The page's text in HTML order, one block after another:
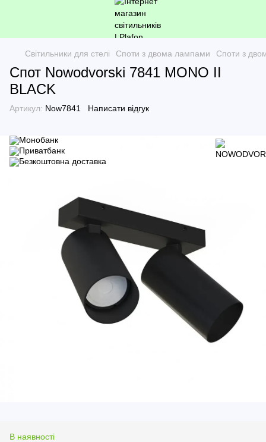
Світильники для стелі Споти з двома лампами Споти з
Спот Nowodvorski 7841 MONO II
BLACK
Артикул: Now7841 Написати відгук
В наявності